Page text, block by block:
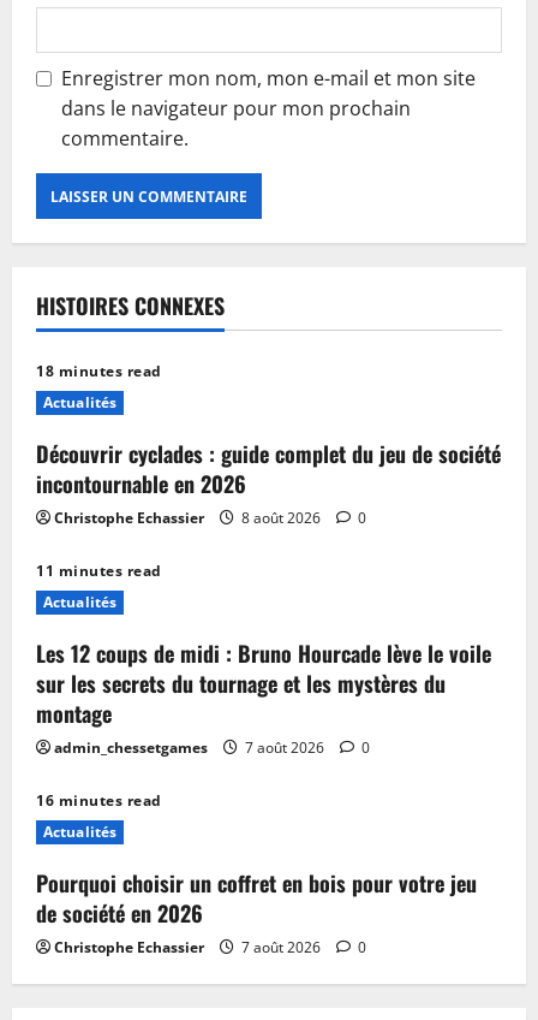
Enregistrer mon nom, mon e-mail et mon site
dans le navigateur pour mon prochain
commentaire.
HISTOIRES CONNEXES
18 minutes read
Actualités
Découvrir cyclades : guide complet du jeu de société
incontournable en 2026
Christophe Echassier 8 août 2026 0
11 minutes read
Actualités
Les 12 coups de midi : Bruno Hourcade lève le voile
sur les secrets du tournage et les mystères du
montage
admin_chessetgames 7 août 2026 0
16 minutes read
Actualités
Pourquoi choisir un coffret en bois pour votre jeu
de société en 2026
Christophe Echassier 7 août 2026 0